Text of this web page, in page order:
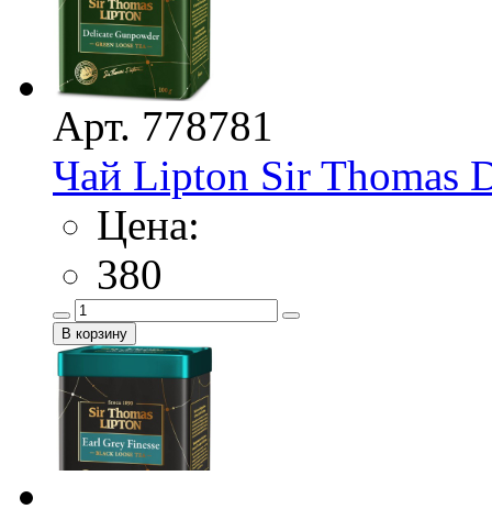
Арт. 778781
Чай Lipton Sir Thomas
Цена:
380